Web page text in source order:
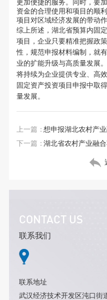
更加便捷的服务。同时，要
资金的合理使用和项目的顺
项目对区域经济发展的带动作
综上所述，湖北省预算内固
项目，企业只要精准把握政
性，规范申报材料编制，就
业的扩能升级与高质量发展
将持续为企业提供专业、高
固定资产投资项目申报中取
量发展。
上一篇：想申报湖北农村产
下一篇：湖北省农村产业融
CONTACT US
联系我们
联系地址
武汉经济技术开发区沌口街